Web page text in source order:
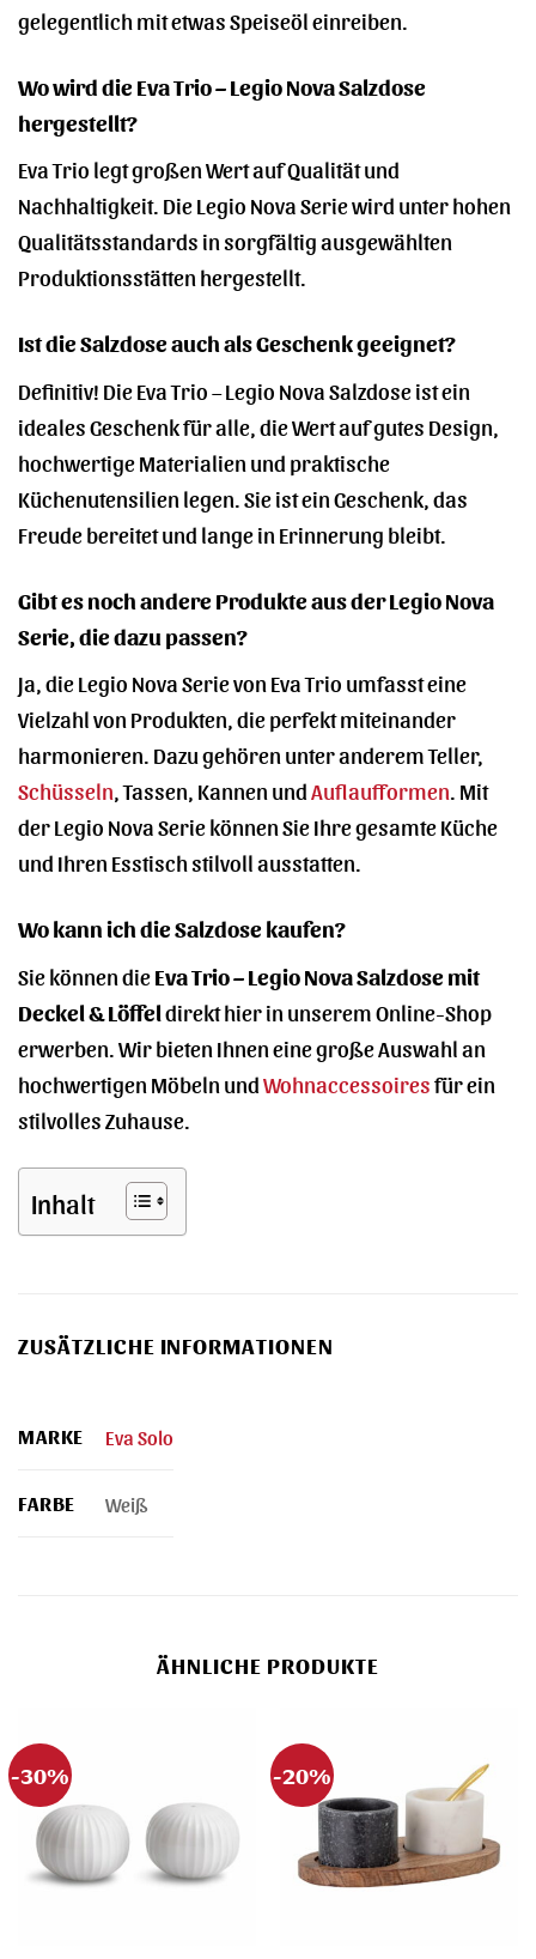
gelegentlich mit etwas Speiseöl einreiben.
Wo wird die Eva Trio – Legio Nova Salzdose
hergestellt?
Eva Trio legt großen Wert auf Qualität und
Nachhaltigkeit. Die Legio Nova Serie wird unter hohen
Qualitätsstandards in sorgfältig ausgewählten
Produktionsstätten hergestellt.
Ist die Salzdose auch als Geschenk geeignet?
Definitiv! Die Eva Trio – Legio Nova Salzdose ist ein
ideales Geschenk für alle, die Wert auf gutes Design,
hochwertige Materialien und praktische
Küchenutensilien legen. Sie ist ein Geschenk, das
Freude bereitet und lange in Erinnerung bleibt.
Gibt es noch andere Produkte aus der Legio Nova
Serie, die dazu passen?
Ja, die Legio Nova Serie von Eva Trio umfasst eine
Vielzahl von Produkten, die perfekt miteinander
harmonieren. Dazu gehören unter anderem Teller,
Schüsseln , Tassen, Kannen undAuflaufformen . Mit
der Legio Nova Serie können Sie Ihre gesamte Küche
und Ihren Esstisch stilvoll ausstatten.
Wo kann ich die Salzdose kaufen?
Sie können dieEva Trio – Legio Nova Salzdose mit
Deckel & Löffeldirekt hier in unserem Online-Shop
erwerben. Wir bieten Ihnen eine große Auswahl an
hochwertigen Möbeln undWohnaccessoiresfür ein
stilvolles Zuhause.
Inhalt
ZUSÄTZLICHE INFORMATIONEN
MARKE Eva Solo
FARBE Weiß
ÄHNLICHE PRODUKTE
-30% -20%